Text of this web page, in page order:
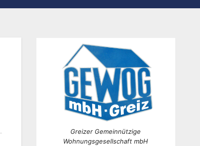
Greizer Gemeinnützige
Wohnungsgesellschaft mbH